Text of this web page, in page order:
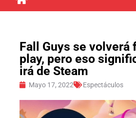
Fall Guys se volverá
play, pero eso
irá de Steam
Mayo 17, 2022 Espectáculos